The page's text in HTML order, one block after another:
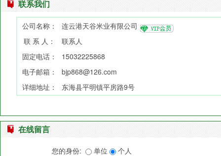
联系我们
公司名称：
连云港天谷米业有限公司
联 系 人：
联系人
固定电话：
15032225868
电子邮箱：
bjp868@126.com
详细地址：
东海县平明镇平房路9号
在线留言
您的身份: 单位
个人